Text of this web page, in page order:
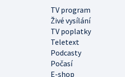
TV program
Živé vysílání
TV poplatky
Teletext
Podcasty
Počasí
E-shop